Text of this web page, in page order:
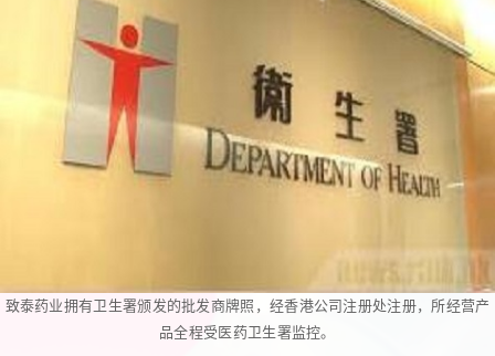
致泰药业拥有卫生署颁发的批发商牌照，经香港公司注册处注册，所经营产
品全程受医药卫生署监控。